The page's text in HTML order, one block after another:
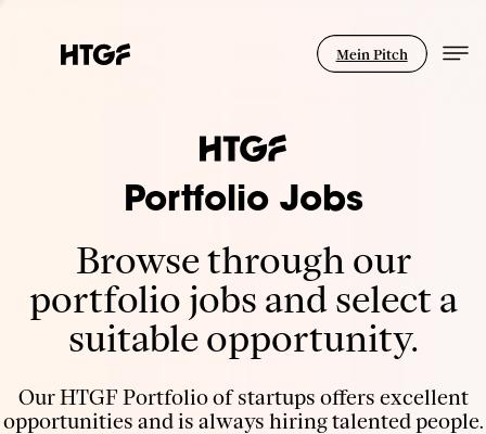
Mein Pitch
Portfolio Jobs
Browse through our
portfolio jobs and select a
suitable opportunity.
Our HTGF Portfolio of startups offers excellent
opportunities and is always hiring talented people.